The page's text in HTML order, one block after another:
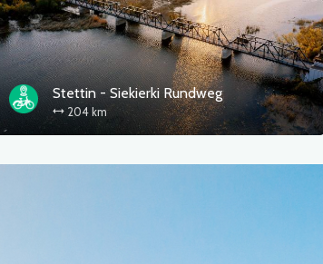
Stettin - Siekierki Rundweg
204 km